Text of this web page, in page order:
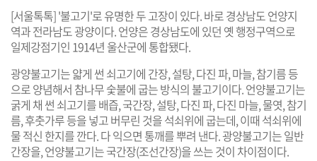
[서울톡톡] '불고기'로 유명한 두 고장이 있다. 바로 경상남도 언양지
역과 전라남도 광양이다. 언양은 경상남도에 있던 옛 행정구역으로
일제강점기인 1914년 울산군에 통합됐다.
광양불고기는 얇게 썬 쇠고기에 간장, 설탕, 다진 파, 마늘, 참기름 등
으로 양념해서 참나무 숯불에 굽는 방식의 불고기이다. 언양불고기는
굵게 채 썬 쇠고기를 배즙, 국간장, 설탕, 다진 파, 다진 마늘, 물엿, 참기
름, 후춧가루 등을 넣고 버무린 것을 석쇠위에 굽는데, 이때 석쇠위에
물 적신 한지를 깐다. 다 익으면 통깨를 뿌려 낸다. 광양불고기는 일반
간장을, 언양불고기는 국간장(조선간장)을 쓰는 것이 차이점이다.